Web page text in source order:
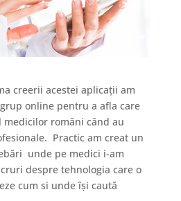
creerii acestei aplicații am
online pentru a afla care
români când au
Practic am creat un
unde pe medici i-am
despre tehnologia care o
cum si unde își caută